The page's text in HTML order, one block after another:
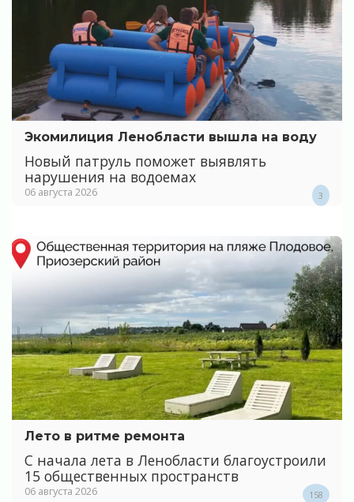
Экомилиция Ленобласти вышла на воду
Новый патруль поможет выявлять
нарушения на водоемах
06 августа 2026 3
Лето в ритме ремонта
С начала лета в Ленобласти благоустроили
15 общественных пространств
06 августа 2026 158